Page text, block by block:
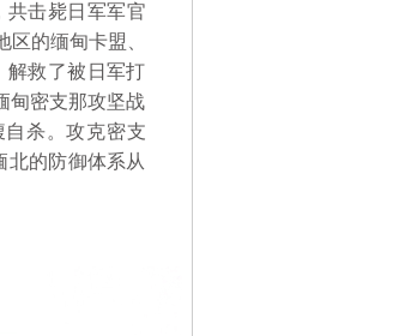
共击毙日军军官
的缅甸卡盟、
解救了被日军打
甸密支那攻坚战
杀。攻克密支
北的防御体系从